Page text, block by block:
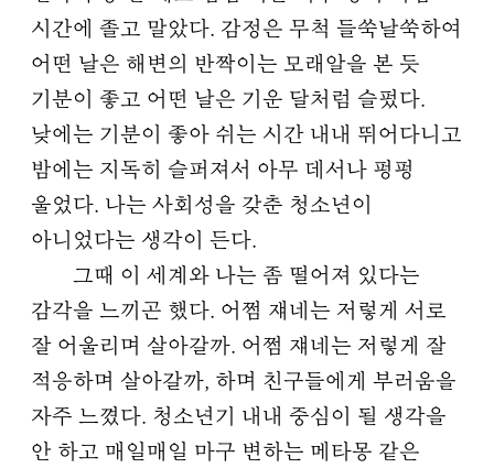
시간에 졸고 말았다. 감정은 무척 들쑥날쑥하여
어떤 날은 해변의 반짝이는 모래알을 본 듯
기분이 좋고 어떤 날은 기운 달처럼 슬펐다.
낮에는 기분이 좋아 쉬는 시간 내내 뛰어다니고
밤에는 지독히 슬퍼져서 아무 데서나 펑펑
울었다. 나는 사회성을 갖춘 청소년이
아니었다는 생각이 든다.
그때 이 세계와 나는 좀 떨어져 있다는
감각을 느끼곤 했다. 어쩜 쟤네는 저렇게 서로
잘 어울리며 살아갈까. 어쩜 쟤네는 저렇게 잘
적응하며 살아갈까, 하며 친구들에게 부러움을
자주 느꼈다. 청소년기 내내 중심이 될 생각을
안 하고 매일매일 마구 변하는 메타몽 같은